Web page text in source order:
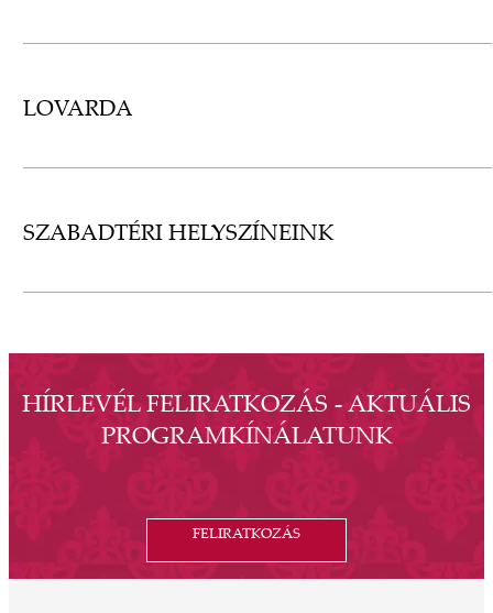
LOVARDA
SZABADTÉRI HELYSZÍNEINK
HÍRLEVÉL FELIRATKOZÁS - AKTUÁLIS
PROGRAMKÍNÁLATUNK
FELIRATKOZÁS